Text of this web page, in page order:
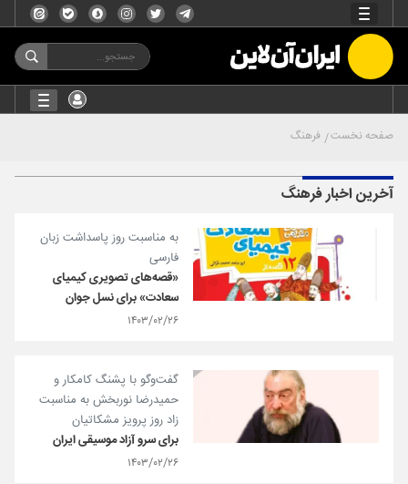
صفحه نخست فرهنگ
آخرین اخبار فرهنگ
به مناسبت روز پاسداشت زبان
فارسی
«قصه‌های تصویری کیمیای
سعادت» برای نسل جوان
۱۴۰۳/۰۲/۲۶
گفت‌و‌گو با پشنگ کامکار و
حمیدرضا نوربخش به مناسبت
زاد روز پرویز مشکاتیان
برای سرو آزاد موسیقی ایران
۱۴۰۳/۰۲/۲۶